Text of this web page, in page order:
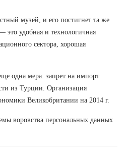
музей, и его постигнет та же
это удобная и технологичная
сектора, хорошая
одна мера: запрет на импорт
из Турции. Организация
Великобритании на 2014 г.
воровства персональных данных